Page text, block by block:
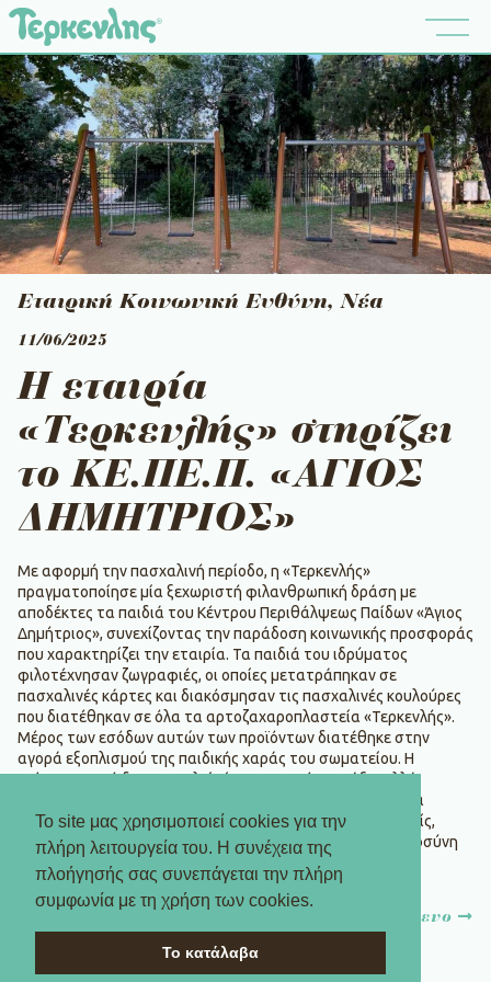
Το site μας χρησιμοποιεί cookies για την
πλήρη λειτουργεία του. Η συνέχεια της
πλοήγησής σας συνεπάγεται την πλήρη
συμφωνία με τη χρήση των cookies.
Το κατάλαβα
Εταιρική Κοινωνική Ευθύνη,Νέα
11/06/2025
Η εταιρία
«Τερκενλής» στηρίζει
το ΚΕ.ΠΕ.Π. «ΑΓΙΟΣ
ΔΗΜΗΤΡΙΟΣ»
Με αφορμή την πασχαλινή περίοδο, η «Τερκενλής»
πραγματοποίησε μία ξεχωριστή φιλανθρωπική δράση με
αποδέκτες τα παιδιά του Κέντρου Περιθάλψεως Παίδων «Άγιος
Δημήτριος», συνεχίζοντας την παράδοση κοινωνικής προσφοράς
που χαρακτηρίζει την εταιρία. Τα παιδιά του ιδρύματος
φιλοτέχνησαν ζωγραφιές, οι οποίες μετατράπηκαν σε
πασχαλινές κάρτες και διακόσμησαν τις πασχαλινές κουλούρες
που διατέθηκαν σε όλα τα αρτοζαχαροπλαστεία «Τερκενλής».
Μέρος των εσόδων αυτών των προϊόντων διατέθηκε στην
αγορά εξοπλισμού της παιδικής χαράς του σωματείου. Η
ενέργεια αυτή δεν αποτελεί μία μεμονωμένη πράξη, αλλά
εντάσσεται στην ευρύτερη πρωτοβουλία της εταιρίας να
υποστηρίζει έμπρακτα διάφορους φιλανθρωπικούς φορείς,
ανταποδίδοντας με σεβασμό και ευαισθησία την εμπιστοσύνη
της κοινωνίας.
Πλοήγηση
άρθρων
επόμενο